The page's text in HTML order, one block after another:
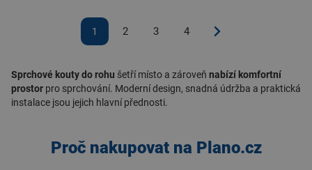
1 2 3 4
Sprchové kouty do rohu šetří místo a zároveň nabízí komfortní
prostor pro sprchování. Moderní design, snadná údržba a praktická
instalace jsou jejich hlavní přednosti.
Proč nakupovat na Plano.cz